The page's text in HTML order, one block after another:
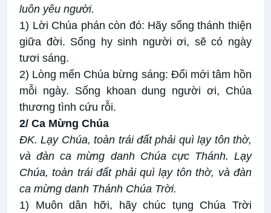
luôn yêu người.
1) Lời Chúa phán còn đó: Hãy sống thánh thiện
giữa đời. Sống hy sinh người ơi, sẽ có ngày
tươi sáng.
2) Lòng mến Chúa bừng sáng: Đổi mới tâm hồn
mỗi ngày. Sống khoan dung người ơi, Chúa
thương tình cứu rỗi.
2/ Ca Mừng Chúa
ĐK. Lạy Chúa, toàn trái đất phải quì lạy tôn thờ,
và đàn ca mừng danh Chúa cực Thánh. Lạy
Chúa, toàn trái đất phải quì lạy tôn thờ, và đàn
ca mừng danh Thánh Chúa Trời.
1) Muôn dân hỡi, hãy chúc tụng Chúa Trời